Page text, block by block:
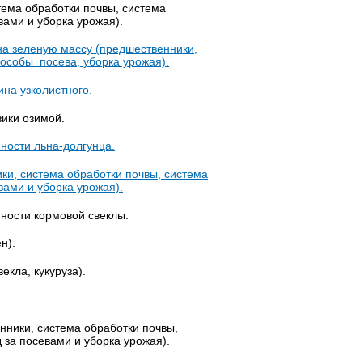
обработки почвы, система
и уборка урожая).
зеленую массу (предшественники,
посева, уборка урожая).
узколистного.
озимой.
льна-долгунца.
система обработки почвы, система
и уборка урожая).
кормовой свеклы.
кукуруза).
система обработки почвы,
посевами и уборка урожая).